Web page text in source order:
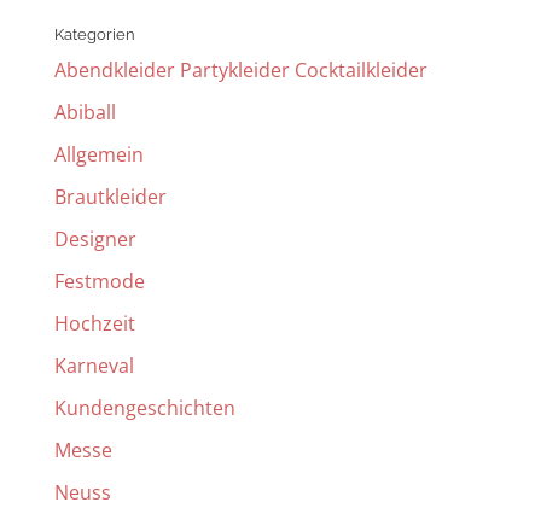
Kategorien
Abendkleider Partykleider Cocktailkleider
Abiball
Allgemein
Brautkleider
Designer
Festmode
Hochzeit
Karneval
Kundengeschichten
Messe
Neuss